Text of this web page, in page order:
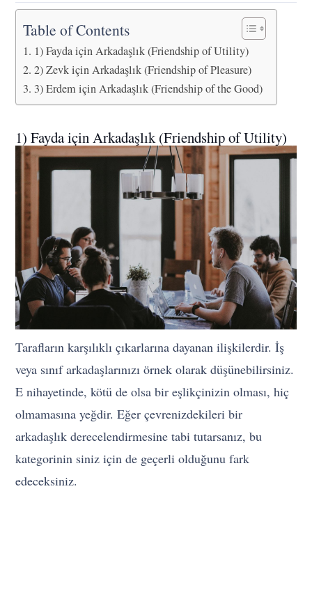
Table of Contents
1) Fayda için Arkadaşlık (Friendship of Utility)
2) Zevk için Arkadaşlık (Friendship of Pleasure)
3) Erdem için Arkadaşlık (Friendship of the Good)
1) Fayda için Arkadaşlık (Friendship of Utility)
Tarafların karşılıklı çıkarlarına dayanan ilişkilerdir. İş
veya sınıf arkadaşlarınızı örnek olarak düşünebilirsiniz.
E nihayetinde, kötü de olsa bir eşlikçinizin olması, hiç
olmamasına yeğdir. Eğer çevrenizdekileri bir
arkadaşlık derecelendirmesine tabi tutarsanız, bu
kategorinin siniz için de geçerli olduğunu fark
edeceksiniz.